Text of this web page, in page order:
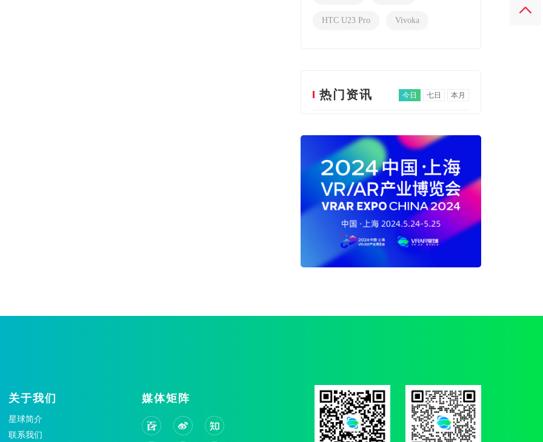
HTC U23 Pro Vivoka
热门资讯 今日 七日 本月
关于我们
星球简介
联系我们
媒体矩阵